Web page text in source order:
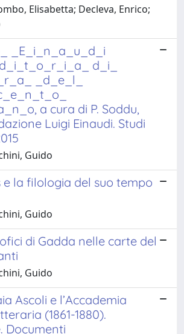
Elisabetta; Decleva, Enrico;
_E_i_n_a_u_d_i
d_i_
_d_e_l_
a cura di P. Soddu,
Luigi Einaudi. Studi
Guido
e la filologia del suo tempo
Guido
di Gadda nelle carte del
Guido
Ascoli e l’Accademia
(1861-1880).
Documenti